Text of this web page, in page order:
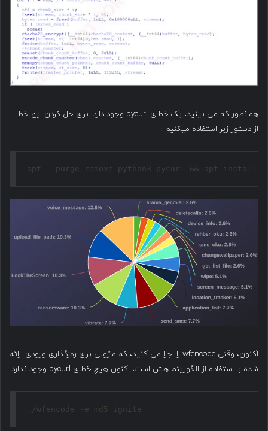
همانطور که می بینید، یک خطای pycurl وجود دارد. برای حل کردن این خطا
از دستور زیر استفاده میکنیم :‌
apt --purge remove python3-pycurl && apt install
اکنون، وقتی wfencode را اجرا می کنید، که ماژولی برای رمزگذاری ورودی ارائه
شده با استفاده از الگوریتم هش است، اکنون هیچ خطای pycurl وجود ندارد
./wfencode -e md5 ignite